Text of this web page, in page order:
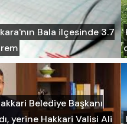
Bala ilçesinde 3.7
Belediye Başkanı
yerine Hakkari Valisi Ali